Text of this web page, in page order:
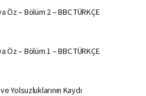
– Bölüm 2 – BBC TÜRKÇE
– Bölüm 1 – BBC TÜRKÇE
Yolsuzluklarının Kaydı